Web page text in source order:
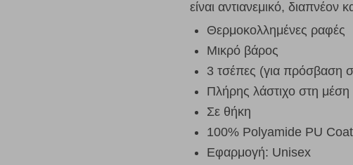
είναι αντιανεμικό, διαπνέον
Θερμοκολλημένες ραφές
Μικρό βάρος
3 τσέπες (για πρόσβαση
Πλήρης λάστιχο στη μέση
Σε θήκη
100% Polyamide PU
Εφαρμογή: Unisex